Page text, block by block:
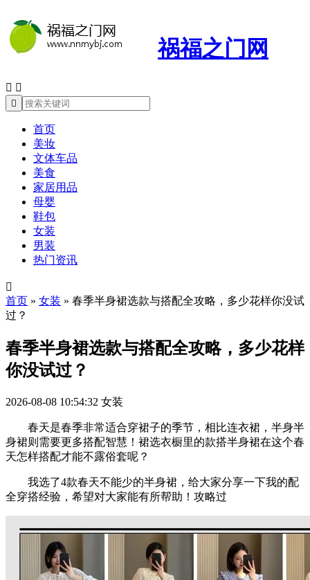
祸福之门网
 

首页
美妆
文体车品
美食
家居用品
母婴
鞋包
女装
男装
热门资讯

首页 » 女装 » 春季半身裙选款与搭配全攻略，多少花样你没试
过？
春季半身裙选款与搭配全攻略，多少花样
你没试过？
2026-08-08 10:54:32 女装
春天是春季非常适合穿裙子的季节，相比连衣裙，半身半
身裙则需要更多搭配智慧！裙选衣橱里的款搭半身裙在这个春
天怎样搭配才能不露俗套呢？
我选了4款春天不能少的半身裙，给大家分享一下我的配
全穿搭经验，希望对大家能有所帮助！攻略过